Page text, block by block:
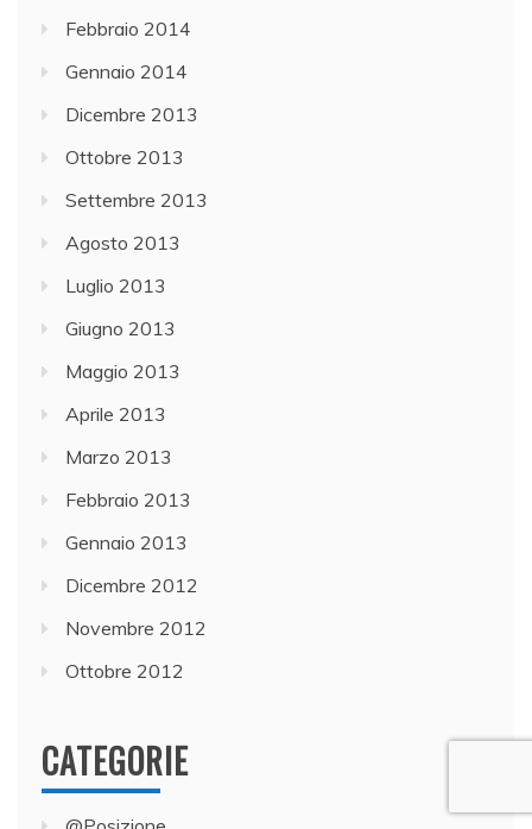
Febbraio 2014
Gennaio 2014
Dicembre 2013
Ottobre 2013
Settembre 2013
Agosto 2013
Luglio 2013
Giugno 2013
Maggio 2013
Aprile 2013
Marzo 2013
Febbraio 2013
Gennaio 2013
Dicembre 2012
Novembre 2012
Ottobre 2012
CATEGORIE